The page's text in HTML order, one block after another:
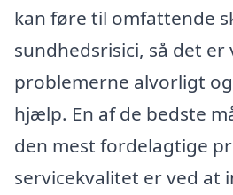
kan føre til omfattende
sundhedsrisici, så det
problemerne alvorligt
hjælp. En af de bedste
den mest fordelagtige
servicekvalitet er ved at